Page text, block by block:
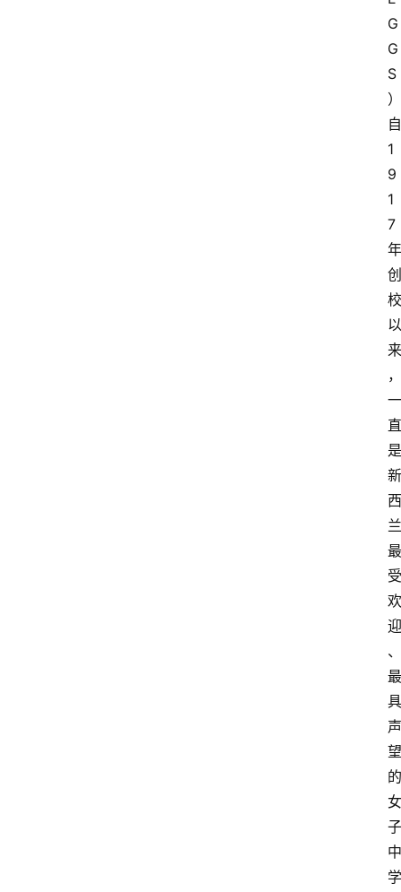
G
G
S
）
自
1
9
1
7
年
创
校
以
来
，
一
直
是
新
西
兰
最
受
欢
迎
、
最
具
声
望
的
女
子
中
学